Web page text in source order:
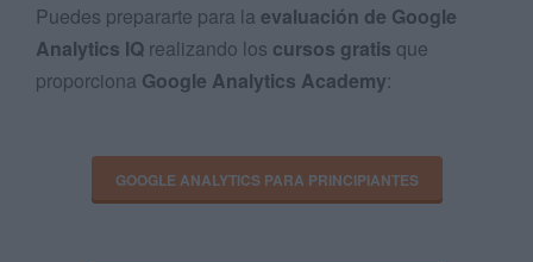
Puedes prepararte para la evaluación de Google
Analytics IQ realizando los cursos gratis que
proporciona Google Analytics Academy:
GOOGLE ANALYTICS PARA PRINCIPIANTES